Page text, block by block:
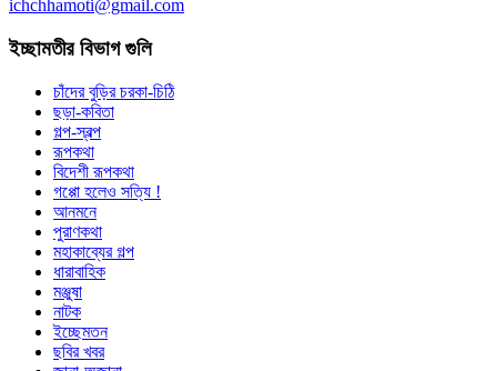
ichchhamoti@gmail.com
ইচ্ছামতীর বিভাগ গুলি
চাঁদের বুড়ির চরকা-চিঠি
ছড়া-কবিতা
গল্প-স্বল্প
রূপকথা
বিদেশী রূপকথা
গপ্পো হলেও সত্যি !
আনমনে
পুরাণকথা
মহাকাব্যের গল্প
ধারাবাহিক
মঞ্জুষা
নাটক
ইচ্ছেমতন
ছবির খবর